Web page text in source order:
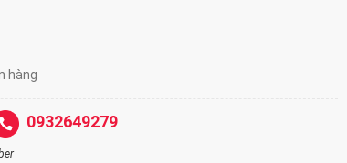
hàng
0932649279